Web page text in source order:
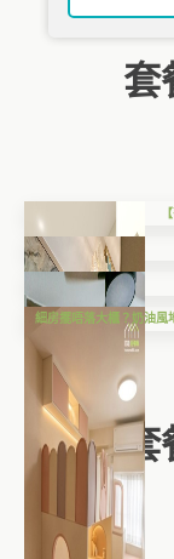
套
細房擺唔落大櫃？奶油風
套